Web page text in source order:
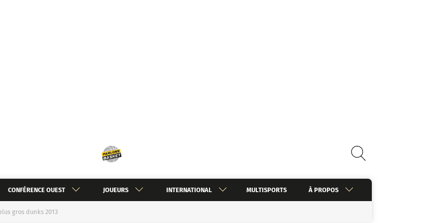
CONFÉRENCE OUEST JOUEURS INTERNATIONAL MULTISPORTS À PROPOS
gros dunks 2013